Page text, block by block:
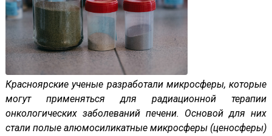
Красноярские ученые разработали микросферы, которые
могут применяться для радиационной терапии
онкологических заболеваний печени. Основой для них
стали полые алюмосиликатные микросферы (ценосферы)